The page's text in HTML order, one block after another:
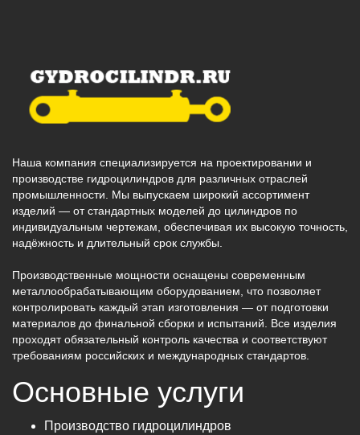
Наша компания специализируется на проектировании и
производстве гидроцилиндров для различных отраслей
промышленности. Мы выпускаем широкий ассортимент
изделий — от стандартных моделей до цилиндров по
индивидуальным чертежам, обеспечивая их высокую точность,
надёжность и длительный срок службы.
Производственные мощности оснащены современным
металлообрабатывающим оборудованием, что позволяет
контролировать каждый этап изготовления — от подготовки
материалов до финальной сборки и испытаний. Все изделия
проходят обязательный контроль качества и соответствуют
требованиям российских и международных стандартов.
Основные услуги
Производство гидроцилиндров